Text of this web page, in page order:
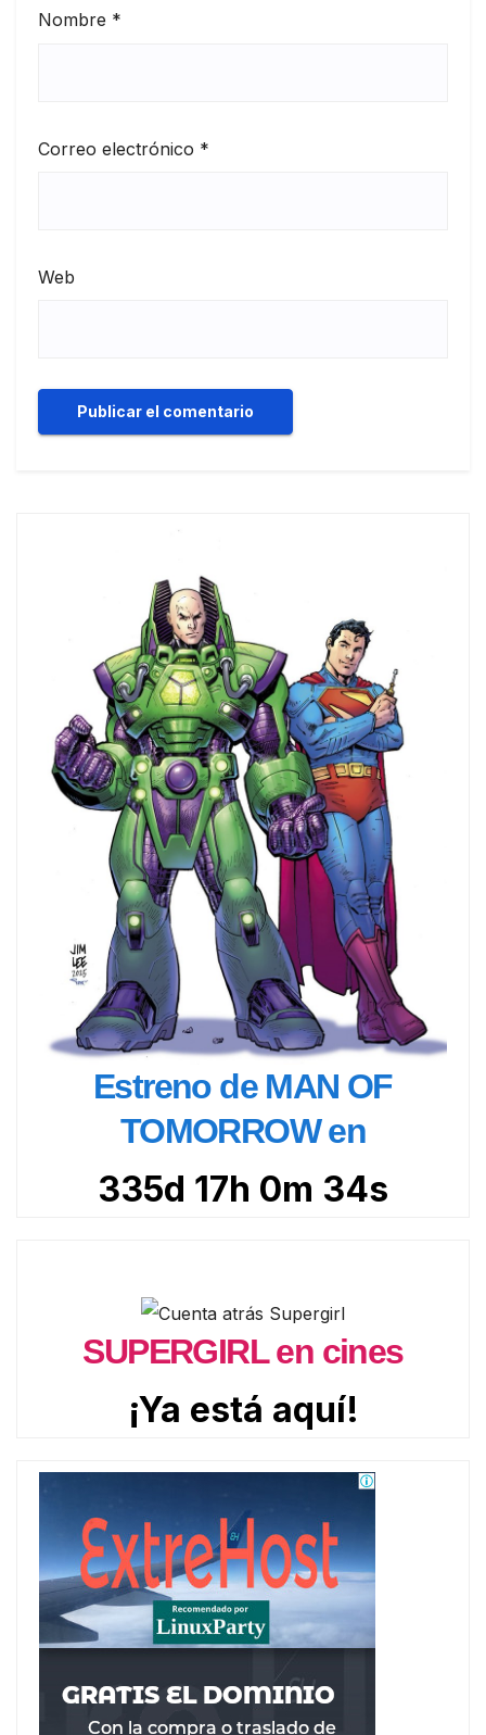
Nombre *
Correo electrónico *
Web
Estreno de MAN OF
TOMORROW en
335d 17h 0m 32s
SUPERGIRL en cines
¡Ya está aquí!